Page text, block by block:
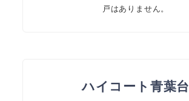
戸はありません。
ハイコート青葉台